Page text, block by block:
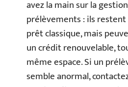
avez la main sur la
prélèvements : ils
prêt classique, mais
un crédit renouvelable,
même espace. Si un
semble anormal,